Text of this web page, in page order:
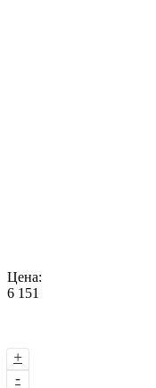
Цена:
6 151
+
-